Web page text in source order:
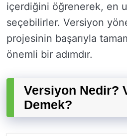
içerdiğini öğrenerek, en
seçebilirler. Versiyon
projesinin başarıyla
önemli bir adımdır.
Versiyon Nedir?
Demek?